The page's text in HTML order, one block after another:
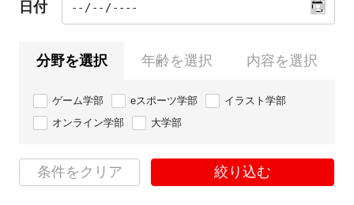
日付
分野を選択 年齢を選択 内容を選択
ゲーム学部 eスポーツ学部
イラスト学部
オンライン学部
大学部
条件をクリア 絞り込む